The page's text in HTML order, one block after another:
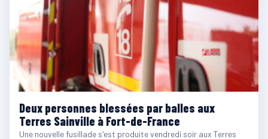
Deux personnes blessées par balles aux
Terres Sainville à Fort-de-France
Une nouvelle fusillade s'est produite vendredi soir aux Terres